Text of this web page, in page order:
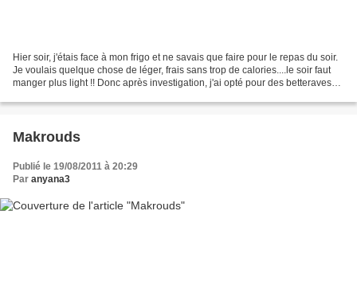
Hier soir, j'étais face à mon frigo et ne savais que faire pour le repas du soir.
Je voulais quelque chose de léger, frais sans trop de calories....le soir faut
manger plus light !! Donc après investigation, j'ai opté pour des betteraves
Makrouds
Publié le 19/08/2011 à 20:29
Par anyana3